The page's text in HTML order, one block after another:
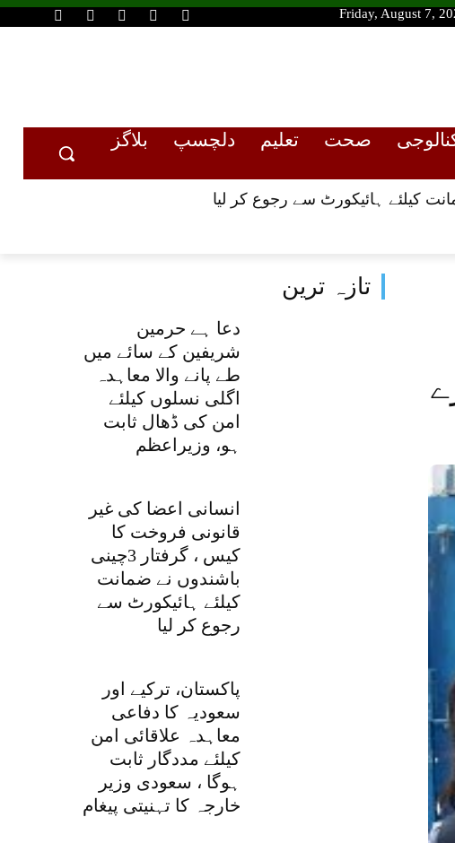
Friday, August 7,
صحت تعلیم دلچسپ
بلاگز
تازہ ترین
دعا ہے حرمین
شریفین کے سائے میں
طے پانے والا معاہدہ
اگلی نسلوں کیلئے
امن کی ڈھال ثابت
ہو، وزیراعظم
انسانی اعضا کی غیر
قانونی فروخت کا
کیس ، گرفتار 3چینی
باشندوں نے ضمانت
کیلئے ہائیکورٹ سے
رجوع کر لیا
پاکستان، ترکیے اور
سعودیہ کا دفاعی
معاہدہ علاقائی امن
کیلئے مددگار ثابت
ہوگا ، سعودی وزیر
خارجہ کا تہنیتی پیغام